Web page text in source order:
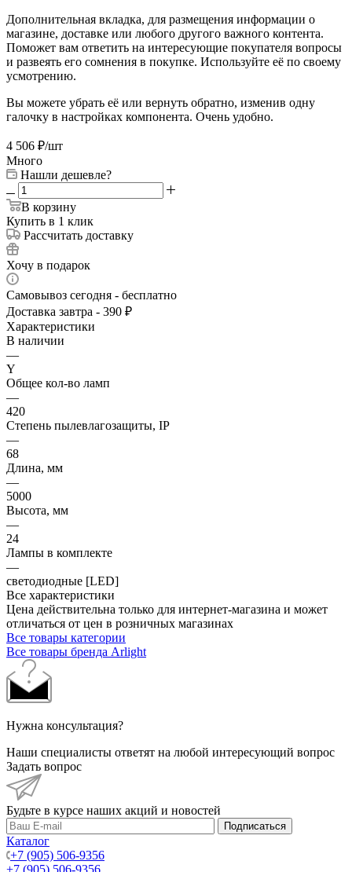
Дополнительная вкладка, для размещения информации о
магазине, доставке или любого другого важного контента.
Поможет вам ответить на интересующие покупателя вопросы
и развеять его сомнения в покупке. Используйте её по своему
усмотрению.
Вы можете убрать её или вернуть обратно, изменив одну
галочку в настройках компонента. Очень удобно.
4 506 ₽/шт
Много
Нашли дешевле?
В корзину
Купить в 1 клик
Рассчитать доставку
Хочу в подарок
Самовывоз сегодня - бесплатно
Доставка завтра - 390 ₽
Характеристики
В наличии
—
Y
Общее кол-во ламп
—
420
Степень пылевлагозащиты, IP
—
68
Длина, мм
—
5000
Высота, мм
—
24
Лампы в комплекте
—
светодиодные [LED]
Все характеристики
Цена действительна только для интернет-магазина и может
отличаться от цен в розничных магазинах
Все товары категории
Все товары бренда Arlight
Нужна консультация?
Наши специалисты ответят на любой интересующий вопрос
Задать вопрос
Будьте в курсе наших акций и новостей
Подписаться
Каталог
+7 (905) 506-9356
+7 (905) 506-9356